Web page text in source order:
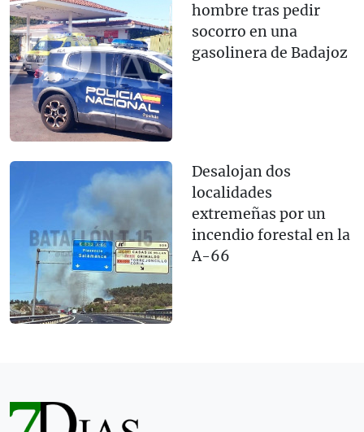
hombre tras pedir
socorro en una
gasolinera de Badajoz
Desalojan dos
localidades
extremeñas por un
incendio forestal en la
A-66